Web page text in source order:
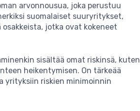
arvonnousua, joka perustuu
suomalaiset suuryritykset,
jotka ovat kokeneet
sisältää omat riskinsä, kuten
heikentymisen. On tärkeää
yrityksiin riskien minimoinnin